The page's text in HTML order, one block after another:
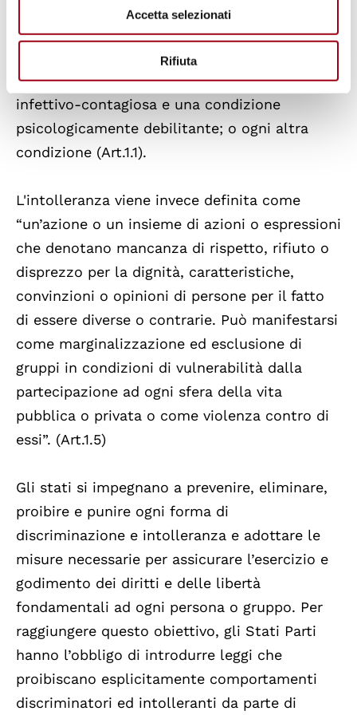
Accetta selezionati
Rifiuta
livello di educazione; status di migrante,
rifugiato, rimpatriato, apolide o sfollato
interno; disabilità; tratti genetici; condizione
mentale o fisica, inclusa una condizione
infettivo-contagiosa e una condizione
psicologicamente debilitante; o ogni altra
condizione (Art.1.1).
L'intolleranza viene invece definita come
“un’azione o un insieme di azioni o espressioni
che denotano mancanza di rispetto, rifiuto o
disprezzo per la dignità, caratteristiche,
convinzioni o opinioni di persone per il fatto
di essere diverse o contrarie. Può manifestarsi
come marginalizzazione ed esclusione di
gruppi in condizioni di vulnerabilità dalla
partecipazione ad ogni sfera della vita
pubblica o privata o come violenza contro di
essi”. (Art.1.5)
Gli stati si impegnano a prevenire, eliminare,
proibire e punire ogni forma di
discriminazione e intolleranza e adottare le
misure necessarie per assicurare l’esercizio e
godimento dei diritti e delle libertà
fondamentali ad ogni persona o gruppo. Per
raggiungere questo obiettivo, gli Stati Parti
hanno l’obbligo di introdurre leggi che
proibiscano esplicitamente comportamenti
discriminatori ed intolleranti da parte di